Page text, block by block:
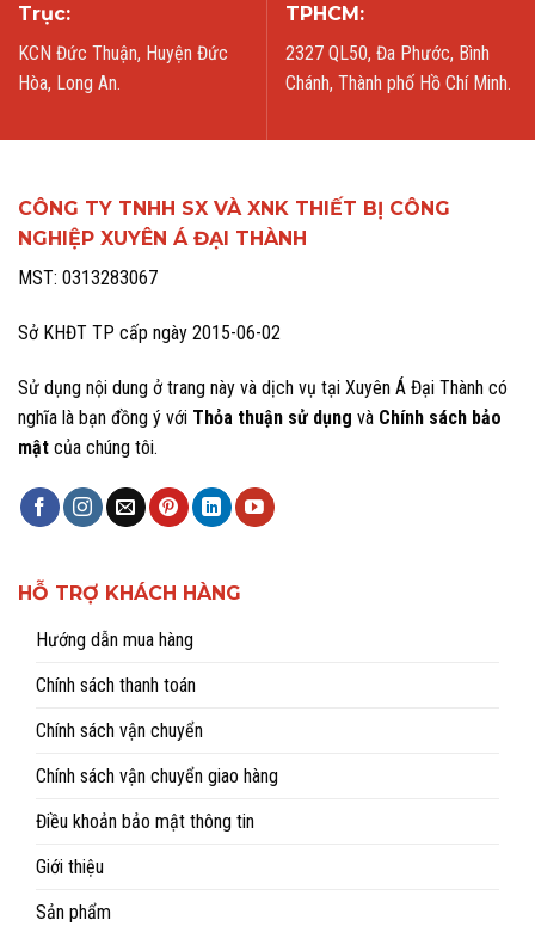
Trục:
KCN Đức Thuận, Huyện Đức
Hòa, Long An.
TPHCM:
2327 QL50, Đa Phước, Bình
Chánh, Thành phố Hồ Chí Minh.
CÔNG TY TNHH SX VÀ XNK THIẾT BỊ CÔNG
NGHIỆP XUYÊN Á ĐẠI THÀNH
MST: 0313283067
Sở KHĐT TP cấp ngày 2015-06-02
Sử dụng nội dung ở trang này và dịch vụ tại Xuyên Á Đại Thành có
nghĩa là bạn đồng ý với Thỏa thuận sử dụng và Chính sách bảo
mật của chúng tôi.
HỖ TRỢ KHÁCH HÀNG
Hướng dẫn mua hàng
Chính sách thanh toán
Chính sách vận chuyển
Chính sách vận chuyển giao hàng
Điều khoản bảo mật thông tin
Giới thiệu
Sản phẩm